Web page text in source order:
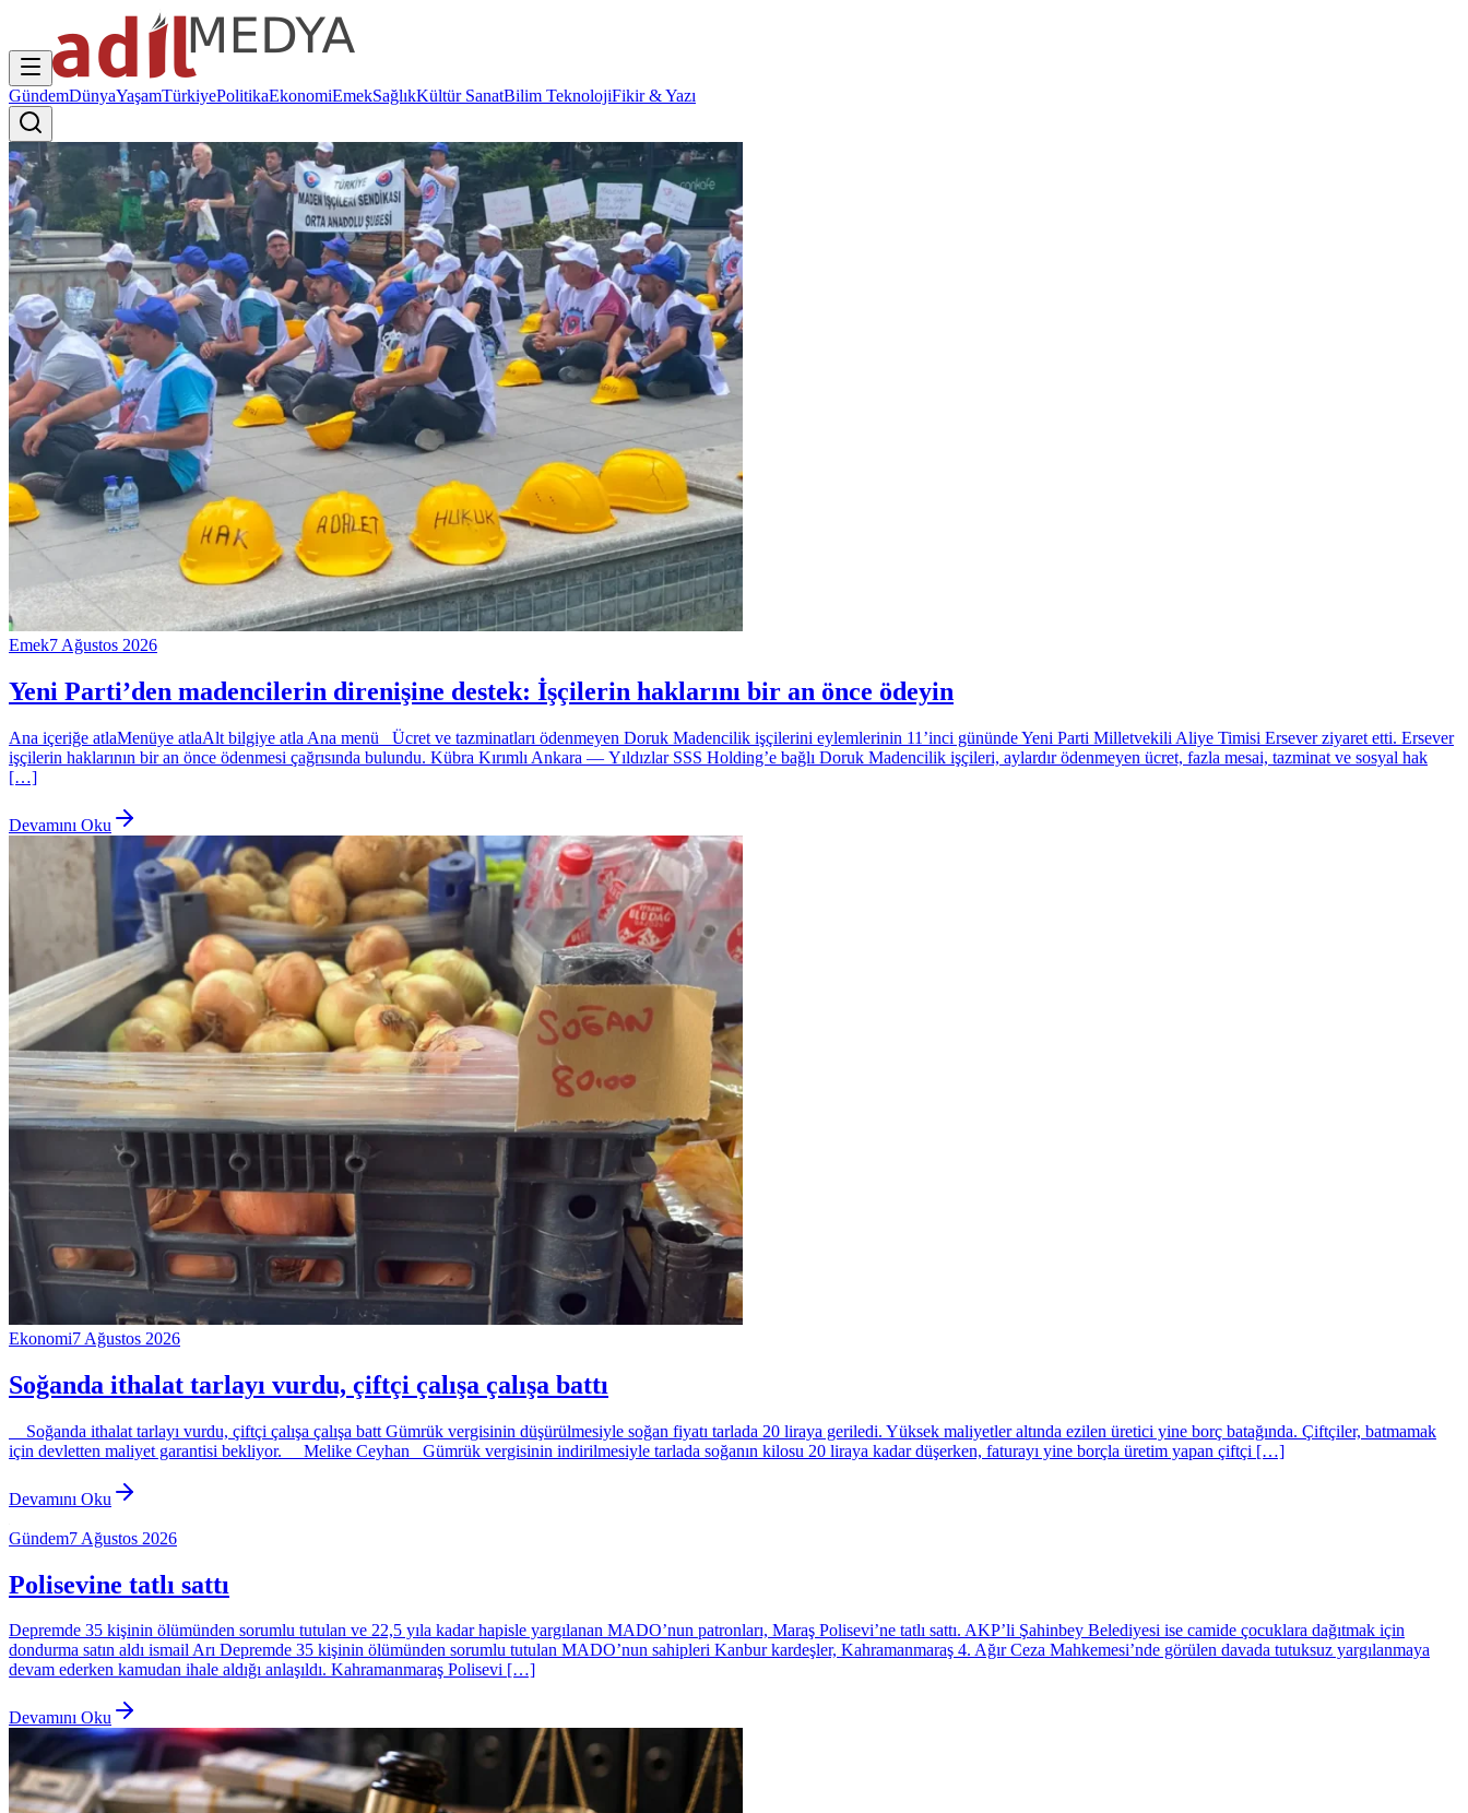
GündemDünyaYaşamTürkiyePolitikaEkonomiEmekSağlıkKültür SanatBilim TeknolojiFikir & Yazı
Emek7 Ağustos 2026
Yeni Parti’den madencilerin direnişine destek: İşçilerin haklarını bir an önce ödeyin
Ana içeriğe atlaMenüye atlaAlt bilgiye atla Ana menü Ücret ve tazminatları ödenmeyen Doruk Madencilik işçilerini eylemlerinin 11’inci gününde Yeni Parti Milletvekili Aliye Timisi Ersever ziyaret etti. Ersever
işçilerin haklarının bir an önce ödenmesi çağrısında bulundu. Kübra Kırımlı Ankara — Yıldızlar SSS Holding’e bağlı Doruk Madencilik işçileri, aylardır ödenmeyen ücret, fazla mesai, tazminat ve sosyal hak
[…]
Devamını Oku
Ekonomi7 Ağustos 2026
Soğanda ithalat tarlayı vurdu, çiftçi çalışa çalışa battı
Soğanda ithalat tarlayı vurdu, çiftçi çalışa çalışa batt Gümrük vergisinin düşürülmesiyle soğan fiyatı tarlada 20 liraya geriledi. Yüksek maliyetler altında ezilen üretici yine borç batağında. Çiftçiler, batmamak
için devletten maliyet garantisi bekliyor. Melike Ceyhan Gümrük vergisinin indirilmesiyle tarlada soğanın kilosu 20 liraya kadar düşerken, faturayı yine borçla üretim yapan çiftçi […]
Devamını Oku
Gündem7 Ağustos 2026
Polisevine tatlı sattı
Depremde 35 kişinin ölümünden sorumlu tutulan ve 22,5 yıla kadar hapisle yargılanan MADO’nun patronları, Maraş Polisevi’ne tatlı sattı. AKP’li Şahinbey Belediyesi ise camide çocuklara dağıtmak için
dondurma satın aldı ismail Arı Depremde 35 kişinin ölümünden sorumlu tutulan MADO’nun sahipleri Kanbur kardeşler, Kahramanmaraş 4. Ağır Ceza Mahkemesi’nde görülen davada tutuksuz yargılanmaya
devam ederken kamudan ihale aldığı anlaşıldı. Kahramanmaraş Polisevi […]
Devamını Oku